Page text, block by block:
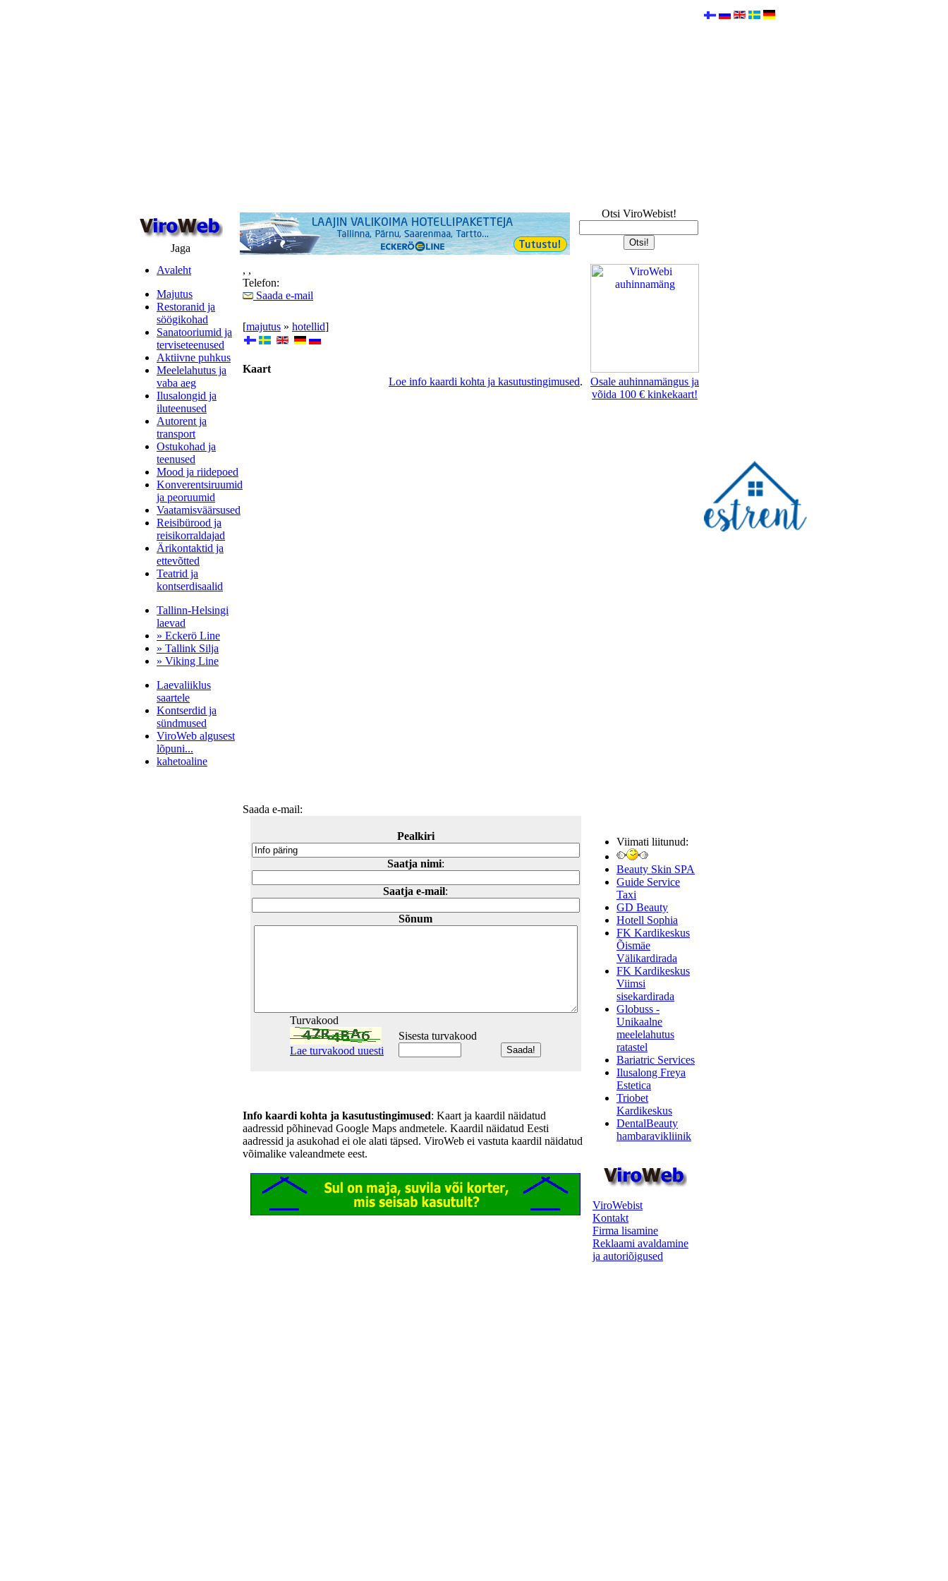
Jaga
Otsi ViroWebist!
Avaleht
Majutus
Restoranid ja
söögikohad
Sanatooriumid ja
terviseteenused
Aktiivne puhkus
Meelelahutus ja
vaba aeg
Ilusalongid ja
iluteenused
Autorent ja
transport
Ostukohad ja
teenused
Mood ja riidepoed
Konverentsiruumid
ja peoruumid
Vaatamisväärsused
Reisibürood ja
reisikorraldajad
Ärikontaktid ja
ettevõtted
Teatrid ja
kontserdisaalid
Tallinn-Helsingi
laevad
» Eckerö Line
» Tallink Silja
» Viking Line
Laevaliiklus
saartele
Kontserdid ja
sündmused
ViroWeb algusest
lõpuni...
kahetoaline
, ,
Telefon:
Saada e-mail
[majutus » hotellid]
Kaart
Loe info kaardi kohta ja kasutustingimused.
Saada e-mail:
Pealkiri
Saatja nimi:
Saatja e-mail:
Sõnum
Turvakood
Lae turvakood uuesti
Sisesta turvakood
Info kaardi kohta ja kasutustingimused: Kaart ja kaardil näidatud
aadressid põhinevad Google Maps andmetele. Kaardil näidatud Eesti
aadressid ja asukohad ei ole alati täpsed. ViroWeb ei vastuta kaardil näidatud
võimalike valeandmete eest.
Osale auhinnamängus ja
võida 100 € kinkekaart!
Viimati liitunud:
Beauty Skin SPA
Guide Service
Taxi
GD Beauty
Hotell Sophia
FK Kardikeskus
Õismäe
Välikardirada
FK Kardikeskus
Viimsi
sisekardirada
Globuss -
Unikaalne
meelelahutus
ratastel
Bariatric Services
Ilusalong Freya
Estetica
Triobet
Kardikeskus
DentalBeauty
hambaravikliinik
ViroWebist
Kontakt
Firma lisamine
Reklaami avaldamine
ja autoriõigused